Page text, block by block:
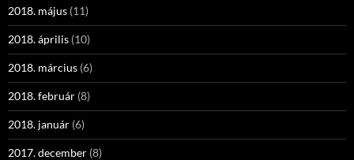
2018. május (11)
2018. április (10)
2018. március (6)
2018. február (8)
2018. január (6)
2017. december (8)